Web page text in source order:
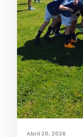
Abril 20, 2026